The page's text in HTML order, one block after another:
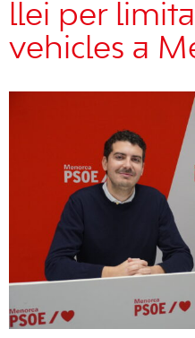
llei per
vehicles a